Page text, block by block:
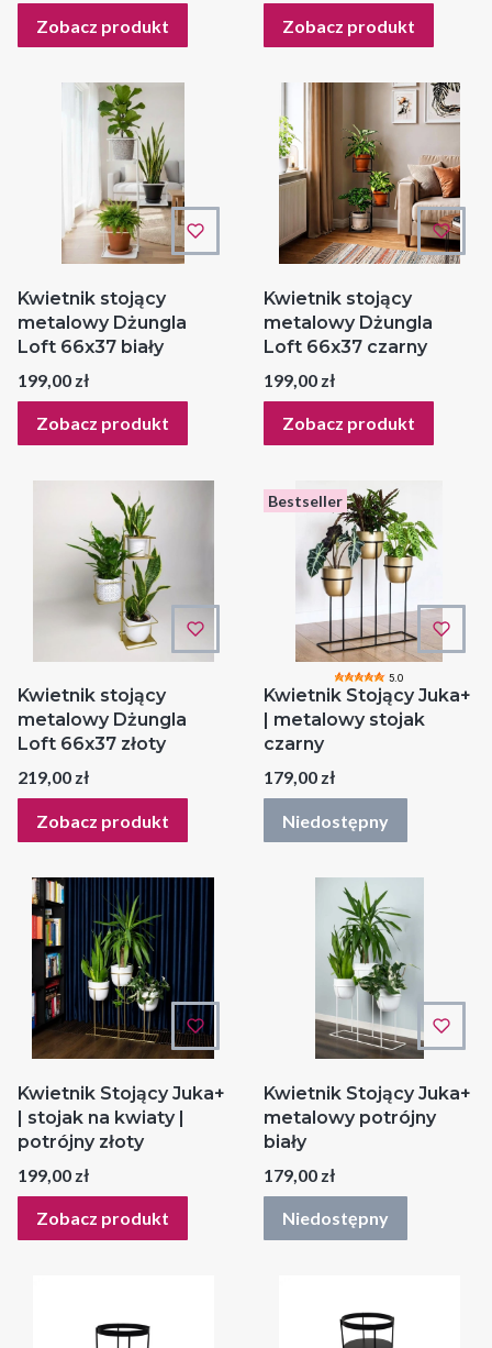
Zobacz produkt Zobacz produkt
Kwietnik stojący
metalowy Dżungla
Loft 66x37 biały
Cena
199,00 zł
Zobacz produkt
Kwietnik stojący
metalowy Dżungla
Loft 66x37 czarny
Cena
199,00 zł
Zobacz produkt
Kwietnik stojący
metalowy Dżungla
Loft 66x37 złoty
Cena
219,00 zł
Zobacz produkt
Bestseller
5.0
Kwietnik Stojący Juka+
| metalowy stojak
czarny
Cena
179,00 zł
Niedostępny
Kwietnik Stojący Juka+
| stojak na kwiaty |
potrójny złoty
Cena
199,00 zł
Zobacz produkt
Kwietnik Stojący Juka+
metalowy potrójny
biały
Cena
179,00 zł
Niedostępny